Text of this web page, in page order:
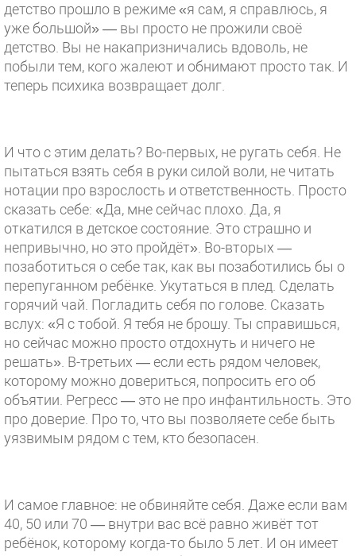
детство прошло в режиме «я сам, я справлюсь, я
уже большой» — вы просто не прожили своё
детство. Вы не накапризничались вдоволь, не
побыли тем, кого жалеют и обнимают просто так. И
теперь психика возвращает долг.
И что с этим делать? Во-первых, не ругать себя. Не
пытаться взять себя в руки силой воли, не читать
нотации про взрослость и ответственность. Просто
сказать себе: «Да, мне сейчас плохо. Да, я
откатился в детское состояние. Это страшно и
непривычно, но это пройдёт». Во-вторых —
позаботиться о себе так, как вы позаботились бы о
перепуганном ребёнке. Укутаться в плед. Сделать
горячий чай. Погладить себя по голове. Сказать
вслух: «Я с тобой. Я тебя не брошу. Ты справишься,
но сейчас можно просто отдохнуть и ничего не
решать». В-третьих — если есть рядом человек,
которому можно довериться, попросить его об
объятии. Регресс — это не про инфантильность. Это
про доверие. Про то, что вы позволяете себе быть
уязвимым рядом с тем, кто безопасен.
И самое главное: не обвиняйте себя. Даже если вам
40, 50 или 70 — внутри вас всё равно живёт тот
ребёнок, которому когда-то было 5 лет. И он имеет